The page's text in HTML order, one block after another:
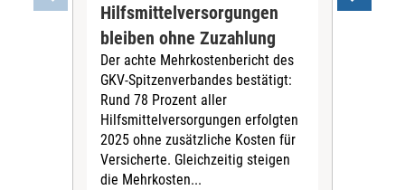
Hilfsmittelversorgungen
bleiben ohne Zuzahlung
Der achte Mehrkostenbericht des
GKV-Spitzenverbandes bestätigt:
Rund 78 Prozent aller
Hilfsmittelversorgungen erfolgten
2025 ohne zusätzliche Kosten für
Versicherte. Gleichzeitig steigen
die Mehrkosten...